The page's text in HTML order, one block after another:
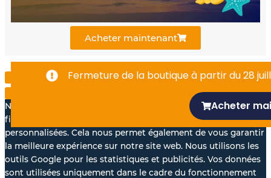
k
-
n
Acheter maintenant
Fermeture de la boutique à partir du 28
Acheter
Nous aimerions avec votre accord, utiliser vos données à des
fins statistiques et pour vous proposer des annonces
personnalisées. Cela nous permet également de vous garantir
la meilleure expérience sur notre site web. Nous utilisons les
outils Google pour les statistiques et publicités. Vos données
sont utilisées uniquement dans le cadre du fonctionnement